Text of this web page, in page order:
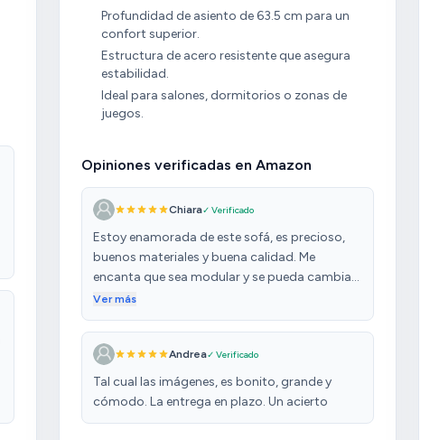
Profundidad de asiento de 63.5 cm para un
confort superior.
Estructura de acero resistente que asegura
estabilidad.
Ideal para salones, dormitorios o zonas de
juegos.
Opiniones verificadas en Amazon
Chiara✓ Verificado
Estoy enamorada de este sofá, es precioso,
buenos materiales y buena calidad. Me
encanta que sea modular y se pueda cambiar
de posición los asientos que van a los pies. El
en las fotos, mucho mejor en persona.
Grande, espacioso y sobretodo cómodo. Hay
que dejar las horas que recomienda para que
todo vaya cogiendo su forma. Viene muy bien
Ver más
Andrea✓ Verificado
Tal cual las imágenes, es bonito, grande y
cómodo. La entrega en plazo. Un acierto